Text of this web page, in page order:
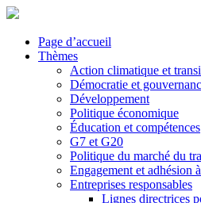
Page d’accueil
Thèmes
Action climatique et
Démocratie et
Développement
Politique économique
Éducation et compétences
G7 et G20
Politique du marché du
Engagement et adhésion
Entreprises responsables
Lignes directrices